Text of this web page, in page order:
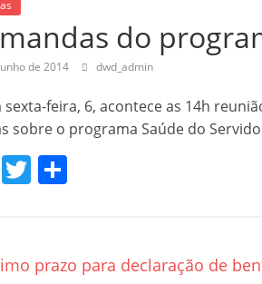
do
de 2014 dwd_admin
sexta-feira, 6, acontece as 14h
sobre o programa Saúde do
F T
er e
prazo para declaração de